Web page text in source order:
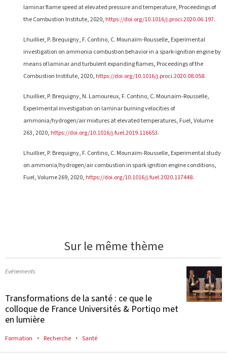
laminar flame speed at elevated pressure and temperature, Proceedings of
the Combustion Institute, 2020, https://doi.org/10.1016/j.proci.2020.06.197.
Lhuillier, P. Brequigny, F. Contino, C. Mounaïm-Rousselle, Experimental
investigation on ammonia combustion behavior in a spark-ignition engine by
means of laminar and turbulent expanding flames, Proceedings of the
Combustion Institute, 2020, https://doi.org/10.1016/j.proci.2020.08.058.
Lhuillier, P. Brequigny, N. Lamoureux, F. Contino, C. Mounaïm-Rousselle,
Experimental investigation on laminar burning velocities of
ammonia/hydrogen/air mixtures at elevated temperatures, Fuel, Volume
263, 2020, https://doi.org/10.1016/j.fuel.2019.116653.
Lhuillier, P. Brequigny, F. Contino, C. Mounaïm-Rousselle, Experimental study
on ammonia/hydrogen/air combustion in spark ignition engine conditions,
Fuel, Volume 269, 2020, https://doi.org/10.1016/j.fuel.2020.117448.
Sur le même thème
Evénements
Transformations de la santé : ce que le
colloque de France Universités & Portiqo met
en lumière
Formation Recherche Santé